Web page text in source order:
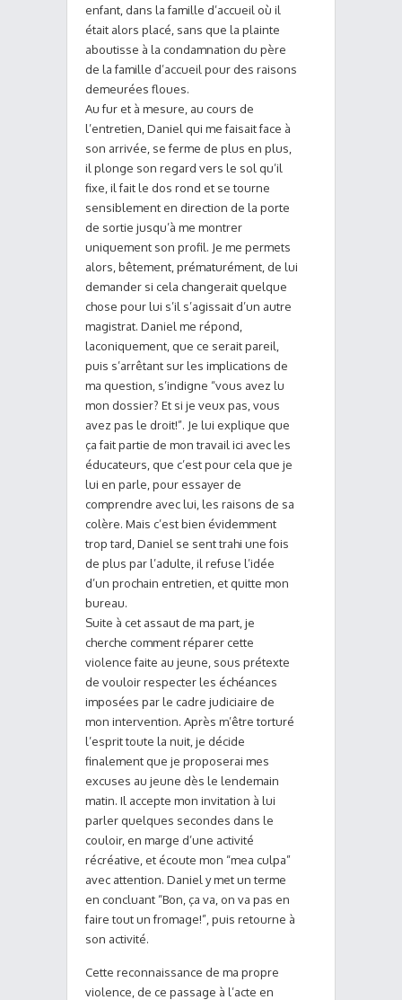
enfant, dans la famille d’accueil où il
était alors placé, sans que la plainte
aboutisse à la condamnation du père
de la famille d’accueil pour des raisons
demeurées floues.
Au fur et à mesure, au cours de
l’entretien, Daniel qui me faisait face à
son arrivée, se ferme de plus en plus,
il plonge son regard vers le sol qu’il
fixe, il fait le dos rond et se tourne
sensiblement en direction de la porte
de sortie jusqu’à me montrer
uniquement son profil. Je me permets
alors, bêtement, prématurément, de lui
demander si cela changerait quelque
chose pour lui s’il s’agissait d’un autre
magistrat. Daniel me répond,
laconiquement, que ce serait pareil,
puis s’arrêtant sur les implications de
ma question, s’indigne “vous avez lu
mon dossier? Et si je veux pas, vous
avez pas le droit!”. Je lui explique que
ça fait partie de mon travail ici avec les
éducateurs, que c’est pour cela que je
lui en parle, pour essayer de
comprendre avec lui, les raisons de sa
colère. Mais c’est bien évidemment
trop tard, Daniel se sent trahi une fois
de plus par l’adulte, il refuse l’idée
d’un prochain entretien, et quitte mon
bureau.
Suite à cet assaut de ma part, je
cherche comment réparer cette
violence faite au jeune, sous prétexte
de vouloir respecter les échéances
imposées par le cadre judiciaire de
mon intervention. Après m’être torturé
l’esprit toute la nuit, je décide
finalement que je proposerai mes
excuses au jeune dès le lendemain
matin. Il accepte mon invitation à lui
parler quelques secondes dans le
couloir, en marge d’une activité
récréative, et écoute mon “mea culpa”
avec attention. Daniel y met un terme
en concluant “Bon, ça va, on va pas en
faire tout un fromage!”, puis retourne à
son activité.
Cette reconnaissance de ma propre
violence, de ce passage à l’acte en